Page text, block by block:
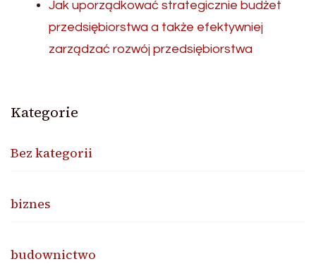
Jak uporządkować strategicznie budżet
przedsiębiorstwa a także efektywniej
zarządzać rozwój przedsiębiorstwa
Kategorie
Bez kategorii
biznes
budownictwo